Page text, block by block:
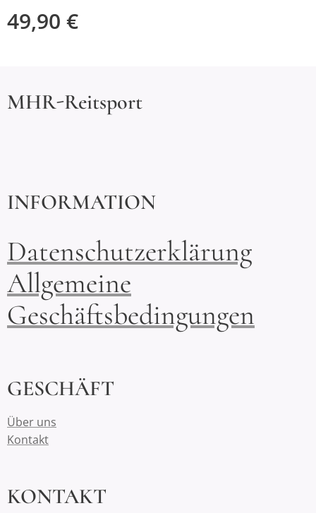
49,90 €
MHR-Reitsport
INFORMATION
Datenschutzerklärung
Allgemeine
Geschäftsbedingungen
GESCHÄFT
Über uns
Kontakt
KONTAKT